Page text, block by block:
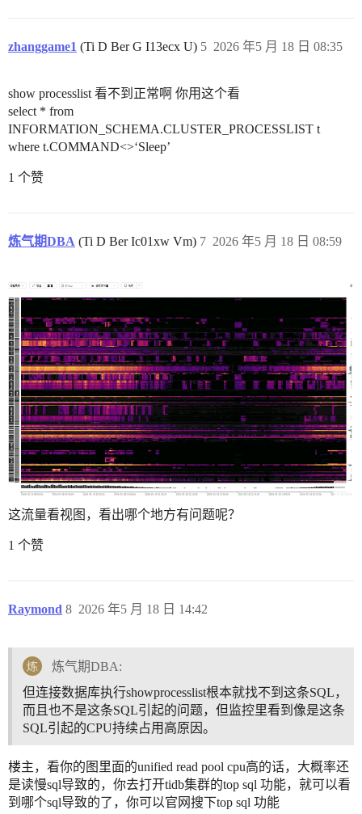
zhanggame1 (Ti D Ber G I13ecx U) 2026 年5 月 18 日 08:35
5
show processlist 看不到正常啊 你用这个看
select * from
INFORMATION_SCHEMA.CLUSTER_PROCESSLIST t
where t.COMMAND<>‘Sleep’
1 个赞
炼气期DBA (Ti D Ber Ic01xw Vm) 2026 年5 月 18 日 08:59
7
这流量看视图，看出哪个地方有问题呢？
1 个赞
Raymond 2026 年5 月 18 日 14:42
8
炼气期DBA:
但连接数据库执行showprocesslist根本就找不到这条SQL，
而且也不是这条SQL引起的问题，但监控里看到像是这条
SQL引起的CPU持续占用高原因。
楼主，看你的图里面的unified read pool cpu高的话，大概率还
是读慢sql导致的，你去打开tidb集群的top sql 功能，就可以看
到哪个sql导致的了，你可以官网搜下top sql 功能